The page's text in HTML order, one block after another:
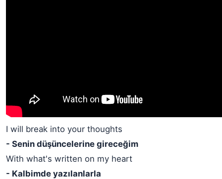
I will break into your thoughts
- Senin düşüncelerine gireceğim
With what's written on my heart
- Kalbimde yazılanlarla